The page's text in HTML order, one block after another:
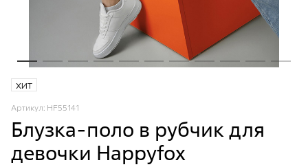
ХИТ
Артикул: HF55141
Блузка-поло в рубчик для
девочки Happyfox